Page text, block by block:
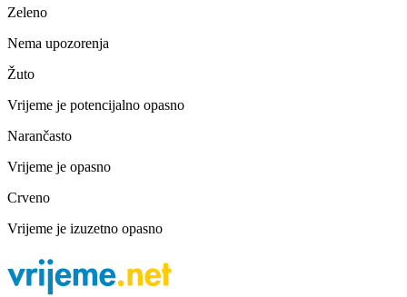
Zeleno
Nema upozorenja
Žuto
Vrijeme je potencijalno opasno
Narančasto
Vrijeme je opasno
Crveno
Vrijeme je izuzetno opasno